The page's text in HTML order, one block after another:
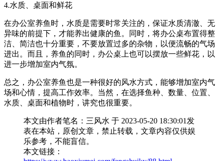
4.水质、桌面和鲜花
在办公室养鱼时，水质是需要时常关注的，保证水质清澈、无
异味的前提下，才能养出健康的鱼。同时，将办公桌布置得整
洁、简洁也十分重要，不要放置过多的杂物，以便流畅的气场
进出。而且，养鱼的同时，办公桌上也可以摆放一些鲜花，以
进一步增加室内气氛。
总之，办公室养鱼也是一种很好的风水方式，能够增加室内气
场和心情，提高工作效率。当然，在选择鱼种、数量、位置、
水质、桌面和植物时，讲究也很重要。
本文由作者笔名：三风水 于 2023-05-20 18:30:01发
表在本站，原创文章，禁止转载，文章内容仅供娱
乐参考，不能盲信。
本文链接：